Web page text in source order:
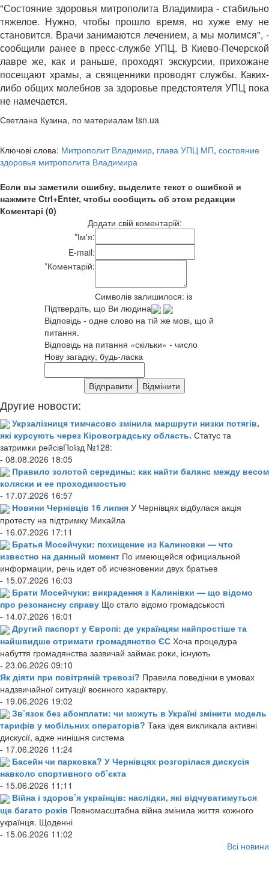
"Состояние здоровья митрополита Владимира - стабильно
тяжелое. Нужно, чтобы прошло время, но хуже ему не
становится. Врачи занимаются лечением, а мы молимся", -
сообщили ранее в пресс-службе УПЦ. В Киево-Печерской
лавре же, как и раньше, проходят экскурсии, прихожане
посещают храмы, а священники проводят службы. Каких-
либо общих молебнов за здоровье предстоятеля УПЦ пока
не намечается.
Светлана Кузина, по материалам tsn.ua
Ключові слова: Митрополит Владимир, глава УПЦ МП, состояние
здоровья митрополита Владимира
Если вы заметили ошибку, выделите текст с ошибкой и
нажмите Ctrl+Enter, чтобы сообщить об этом редакции
Коментарі (0)
Додати свій коментарій:
*Ім'я:
E-mail:
*Коментарій:
Символів залишилося: із
Підтвердіть, що Ви людина
Відповідь - одне слово на тій же мові, що й
питання.
Відповідь на питання «скільки» - число
Нову загадку, будь-ласка
Другие новости:
Укрзалізниця тимчасово змінила маршрути низки потягів,
які курсують через Кіровоградську область. Статус та
затримки рейсівПоїзд №128:
- 08.08.2026 18:05
Правило золотой середины: как найти баланс между весом
коляски и ее проходимостью
- 17.07.2026 16:57
Новини Чернівців 16 липня У Чернівцях відбулася акція
протесту на підтримку Михайла
- 16.07.2026 17:11
Братья Мосейчуки: похищение из Калиновки — что
известно на данный момент По имеющейся официальной
информации, речь идет об исчезновении двух братьев
- 15.07.2026 16:03
Брати Мосейчуки: викрадення з Калинівки — що відомо
про резонансну справу Що стало відомо громадськості
- 14.07.2026 16:01
Другий паспорт у Європі: де українцям найпростіше та
найшвидше отримати громадянство ЄС Хоча процедура
набуття громадянства зазвичай займає роки, існують
- 23.06.2026 09:10
Як діяти при повітряній тревозі? Правила поведінки в умовах
надзвичайної ситуації воєнного характеру.
- 19.06.2026 19:02
Зв’язок без абонплати: чи можуть в Україні змінити модель
тарифів у мобільних операторів? Така ідея викликала активні
дискусії, адже нинішня система
- 17.06.2026 11:24
Басейн чи парковка? У Чернівцях розгорілася дискусія
навколо спортивного об’єкта
- 15.06.2026 11:11
Війна і здоров’я українців: наслідки, які відчуватимуться
ще багато років Повномасштабна війна змінила життя кожного
українця. Щоденні
- 15.06.2026 11:02
Всі новини